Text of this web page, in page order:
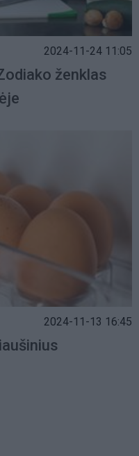
2024-11-24 11:05
ženklas
2024-11-13 16:45